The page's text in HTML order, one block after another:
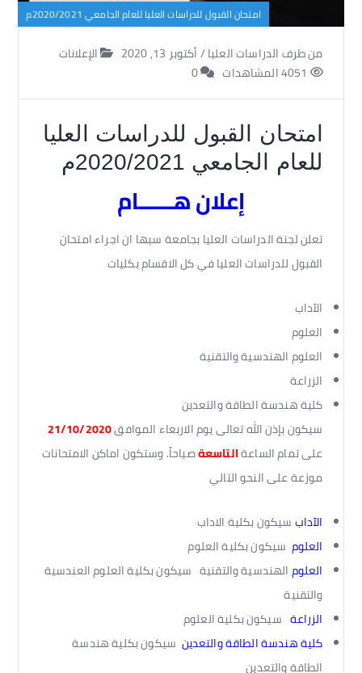
امتحان القبول للدراسات العليا للعام الجامعي 2020/2021م
من طرفالدراسات العليا/أكتوبر 13, 2020
الإعلانات
0
امتحان القبول للدراسات العليا
للعام الجامعي 2020/2021م
إعلان هــــــام
تعلن لجنة الدراسات العليا بجامعة سبها ان اجراء امتحان
القبول للدراسات العليا في كل الاقسام بكليات
الآداب
العلوم
العلوم الهندسية والتقنية
الزراعة
كلية هندسة الطاقة والتعدين
سيكون بإذن الله تعالى يوم الاربعاء الموافق21/10/2020
على تمام الساعةالتاسعةصباحاً. وستكون اماكن الامتحانات
موزعة على النحو التالي
الآدابسيكون بكلية الاداب
العلوم سيكون بكلية العلوم
العلومالهندسية والتقنية سيكون بكلية العلوم العندسية
والتقنية
الزراعة سيكون بكلية العلوم
كلية هندسة الطاقة والتعدين سيكون بكلية هندسة
الطاقة والتعدين